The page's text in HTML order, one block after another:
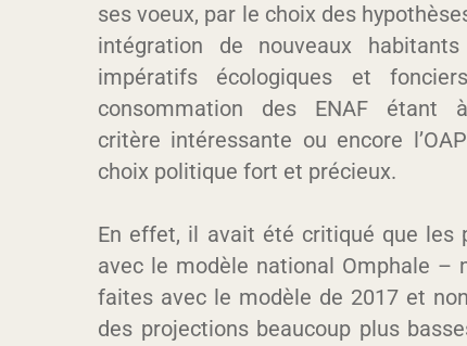
ses voeux, par le choix des
intégration de nouveaux
impératifs écologiques et
consommation des ENAF étant
critère intéressante ou encore
choix politique fort et précieux.
En effet, il avait été critiqué que les
avec le modèle national Omphale
faites avec le modèle de 2017 et
des projections beaucoup plus